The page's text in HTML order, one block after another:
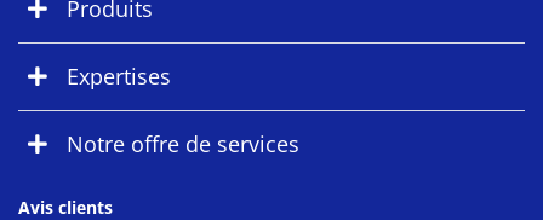
Produits
Expertises
Notre offre de services
Avis clients